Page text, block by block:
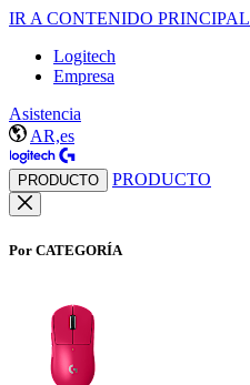
IR A CONTENIDO PRINCIPAL
Logitech
Empresa
Asistencia
AR,es
PRODUCTO PRODUCTO
Por CATEGORÍA